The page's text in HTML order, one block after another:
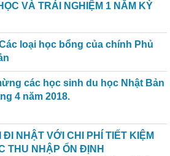
VÀ TRẢI NGHIỆM 1 NĂM KỲ
loại học bổng của chính Phủ
các học sinh du học Nhật Bản
4 năm 2018.
ĐI NHẬT VỚI CHI PHÍ TIẾT KIỆM
THU NHẬP ỔN ĐỊNH